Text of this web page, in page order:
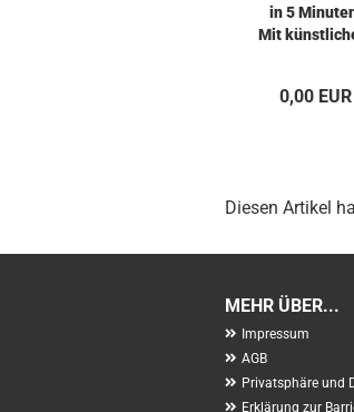
in 5
Mit
0,00 EUR
Diesen Artikel
MEHR ÜBER...
Impressum
AGB
Privatsphäre und
Erklärung zur